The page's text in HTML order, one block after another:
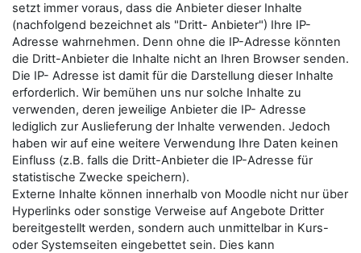
setzt immer voraus, dass die Anbieter dieser Inhalte
(nachfolgend bezeichnet als "Dritt- Anbieter") Ihre IP-
Adresse wahrnehmen. Denn ohne die IP-Adresse könnten
die Dritt-Anbieter die Inhalte nicht an Ihren Browser senden.
Die IP- Adresse ist damit für die Darstellung dieser Inhalte
erforderlich. Wir bemühen uns nur solche Inhalte zu
verwenden, deren jeweilige Anbieter die IP- Adresse
lediglich zur Auslieferung der Inhalte verwenden. Jedoch
haben wir auf eine weitere Verwendung Ihre Daten keinen
Einfluss (z.B. falls die Dritt-Anbieter die IP-Adresse für
statistische Zwecke speichern).
Externe Inhalte können innerhalb von Moodle nicht nur über
Hyperlinks oder sonstige Verweise auf Angebote Dritter
bereitgestellt werden, sondern auch unmittelbar in Kurs-
oder Systemseiten eingebettet sein. Dies kann